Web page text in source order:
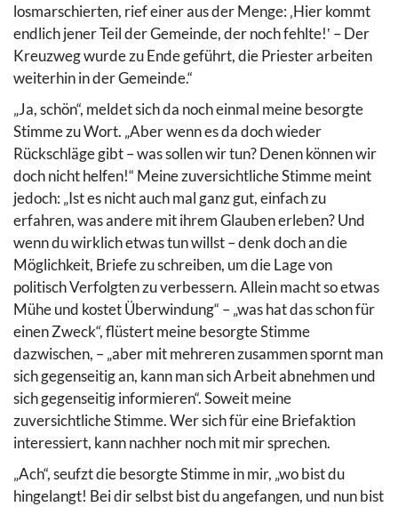
losmarschierten, rief einer aus der Menge: ‚Hier kommt
endlich jener Teil der Gemeinde, der noch fehlte!‛ – Der
Kreuzweg wurde zu Ende geführt, die Priester arbeiten
weiterhin in der Gemeinde.“
„Ja, schön“, meldet sich da noch einmal meine besorgte
Stimme zu Wort. „Aber wenn es da doch wieder
Rückschläge gibt – was sollen wir tun? Denen können wir
doch nicht helfen!“ Meine zuversichtliche Stimme meint
jedoch: „Ist es nicht auch mal ganz gut, einfach zu
erfahren, was andere mit ihrem Glauben erleben? Und
wenn du wirklich etwas tun willst – denk doch an die
Möglichkeit, Briefe zu schreiben, um die Lage von
politisch Verfolgten zu verbessern. Allein macht so etwas
Mühe und kostet Überwindung“ – „was hat das schon für
einen Zweck“, flüstert meine besorgte Stimme
dazwischen, – „aber mit mehreren zusammen spornt man
sich gegenseitig an, kann man sich Arbeit abnehmen und
sich gegenseitig informieren“. Soweit meine
zuversichtliche Stimme. Wer sich für eine Briefaktion
interessiert, kann nachher noch mit mir sprechen.
„Ach“, seufzt die besorgte Stimme in mir, „wo bist du
hingelangt! Bei dir selbst bist du angefangen, und nun bist